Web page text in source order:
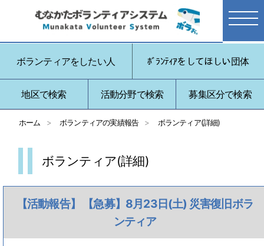
ボランティアをしたい人 ﾎﾞﾗﾝﾃｨｱをしてほしい団体
地区で検索 活動分野で検索 募集区分で検索
ホーム ボランティアの実績報告 ボランティア(詳細)
ボランティア(詳細)
【活動報告】 【急募】8月23日(土) 災害復旧ボラ
ンティア